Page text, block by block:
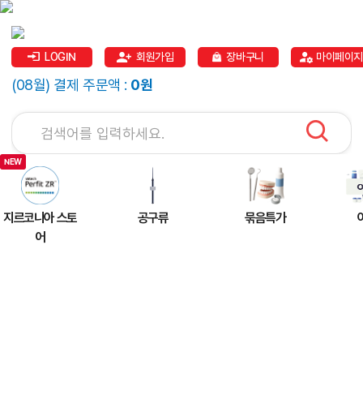
LOGIN 회원가입 장바구니 마이페이지
(08월) 결제 주문액 : 0원
지르코니아 스토
어
공구류 묶음특가